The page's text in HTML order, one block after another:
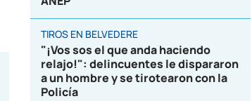
TIROS EN BELVEDERE
"¡Vos sos el que anda haciendo
relajo!": delincuentes le dispararon
a un hombre y se tirotearon con la
Policía